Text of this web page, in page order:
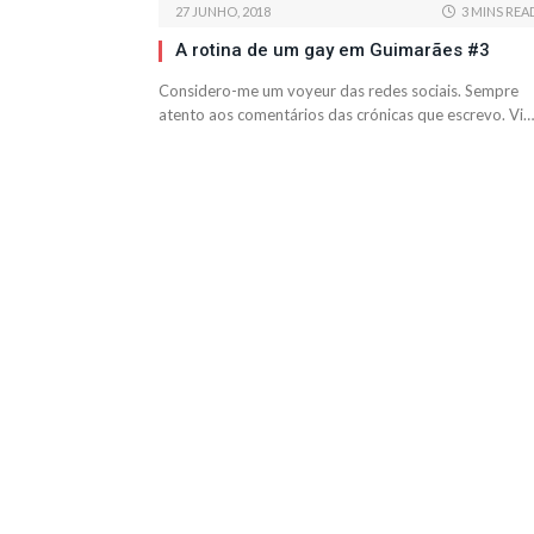
27 JUNHO, 2018 3 MINS
A rotina de um gay em Guimarães #3
Considero-me um voyeur das redes sociais. Sempre
atento aos comentários das crónicas que escrevo. Vi…